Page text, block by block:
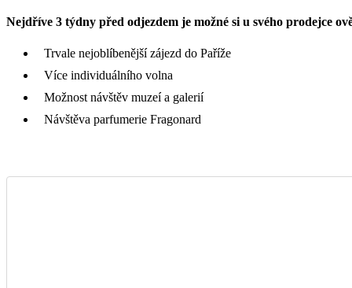
Nejdříve 3 týdny před odjezdem je možné si u svého prodejce
Trvale nejoblíbenější zájezd do Paříže
Více individuálního volna
Možnost návštěv muzeí a galerií
Návštěva parfumerie Fragonard